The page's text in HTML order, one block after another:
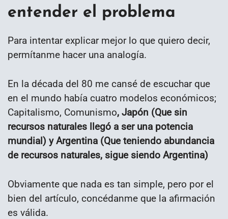
entender el problema
Para intentar explicar mejor lo que quiero decir,
permítanme hacer una analogía.
En la década del 80 me cansé de escuchar que
en el mundo había cuatro modelos económicos;
Capitalismo, Comunismo, Japón (Que sin
recursos naturales llegó a ser una potencia
mundial) y Argentina (Que teniendo abundancia
de recursos naturales, sigue siendo Argentina)
Obviamente que nada es tan simple, pero por el
bien del artículo, concédanme que la afirmación
es válida.